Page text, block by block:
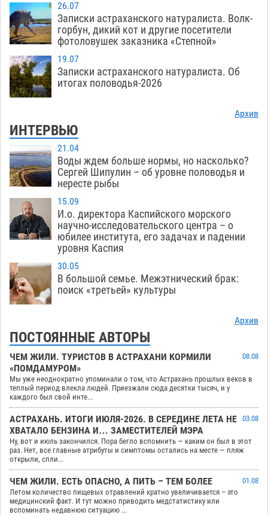
26.07
Записки астраханского натуралиста. Волк-
горбун, дикий кот и другие посетители
фотоловушек заказника «Степной»
19.07
Записки астраханского натуралиста. Об
итогах половодья-2026
Архив
ИНТЕРВЬЮ
21.04
Воды ждем больше нормы, но насколько?
Сергей Шипулин – об уровне половодья и
нересте рыбы
15.09
И.о. директора Каспийского морского
научно-исследовательского центра – о
юбилее института, его задачах и падении
уровня Каспия
30.05
В большой семье. Межэтнический брак:
поиск «третьей» культуры
Архив
ПОСТОЯННЫЕ АВТОРЫ
ЧЕМ ЖИЛИ. ТУРИСТОВ В АСТРАХАНИ КОРМИЛИ
«ПОМДАМУРОМ»
08.08
Мы уже неоднократно упоминали о том, что Астрахань прошлых веков в
теплый период влекла людей. Приезжали сюда десятки тысяч, и у
каждого был свой инте...
АСТРАХАНЬ. ИТОГИ ИЮЛЯ-2026. В СЕРЕДИНЕ ЛЕТА НЕ
ХВАТАЛО БЕНЗИНА И… ЗАМЕСТИТЕЛЕЙ МЭРА
03.08
Ну, вот и июль закончился. Пора бегло вспомнить — каким он был в этот
раз. Нет, все главные атрибуты и симптомы остались на месте — пляж
открыли, спли...
ЧЕМ ЖИЛИ. ЕСТЬ ОПАСНО, А ПИТЬ – ТЕМ БОЛЕЕ
01.08
Летом количество пищевых отравлений кратно увеличивается – это
медицинский факт. И тут можно приводить медстатистику или
вспоминать недавнюю ситуацию ...